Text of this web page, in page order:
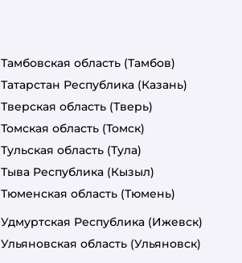
Тамбовская область (Тамбов)
Татарстан Республика (Казань)
Тверская область (Тверь)
Томская область (Томск)
Тульская область (Тула)
Тыва Республика (Кызыл)
Тюменская область (Тюмень)
Удмуртская Республика (Ижевск)
Ульяновская область (Ульяновск)